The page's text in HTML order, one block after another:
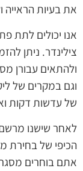
את בעיות
אנו יכולים לתת
צילינדר. ניתן
ולהתאים עבורן
וגם במקרים של
של עדשות דקות
לאחר שישנו
הכיפי של בחירת
אתם בוחרים